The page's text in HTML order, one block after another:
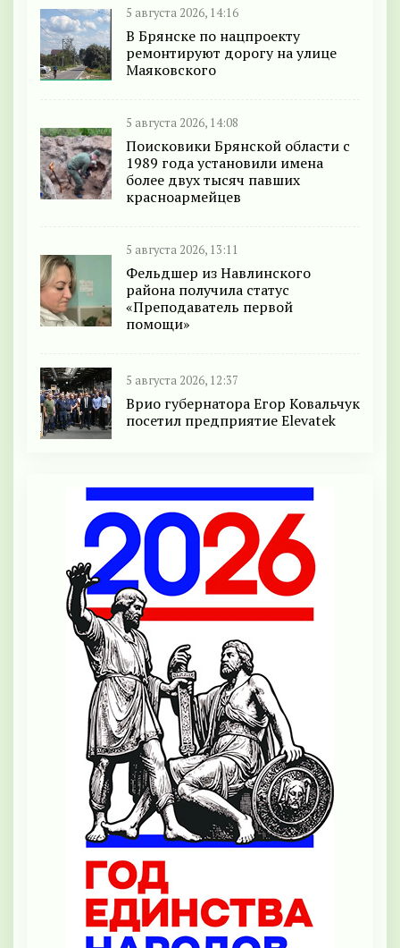
5 августа 2026, 14:16
В Брянске по нацпроекту
ремонтируют дорогу на улице
Маяковского
5 августа 2026, 14:08
Поисковики Брянской области с
1989 года установили имена
более двух тысяч павших
красноармейцев
5 августа 2026, 13:11
Фельдшер из Навлинского
района получила статус
«Преподаватель первой
помощи»
5 августа 2026, 12:37
Врио губернатора Егор Ковальчук
посетил предприятие Elevatek